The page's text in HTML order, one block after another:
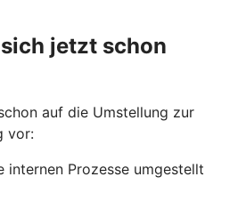
jetzt schon
auf die Umstellung zur
vor:
internen Prozesse umgestellt